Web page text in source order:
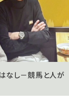
なし－競馬と人が